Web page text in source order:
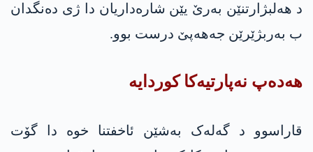
د هه‌لبژارتنێن بەرێ یێن شارەداریان دا ژی دەنگدان
ب بەربژێرێن جه‌هه‌پێ درست بوو.
هه‌ده‌پ نەپارتیەکا کوردایە
قاراسوو د گەلەک بەشێن ئاخفتنا خوە دا گۆت